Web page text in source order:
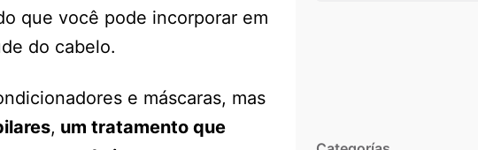
que você pode incorporar em
do cabelo.
e máscaras, mas
, um tratamento que